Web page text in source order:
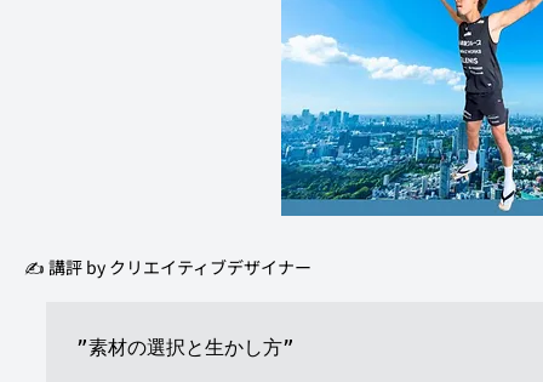
✍️ 講評 by クリエイティブデザイナー
”素材の選択と生かし方”